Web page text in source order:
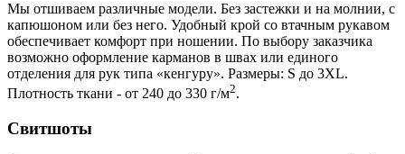
Мы отшиваем различные модели. Без застежки и на молнии, с
капюшоном или без него. Удобный крой со втачным рукавом
обеспечивает комфорт при ношении. По выбору заказчика
возможно оформление карманов в швах или единого
отделения для рук типа «кенгуру». Размеры: S до 3XL.
Плотность ткани - от 240 до 330 г/м2.
Свитшоты